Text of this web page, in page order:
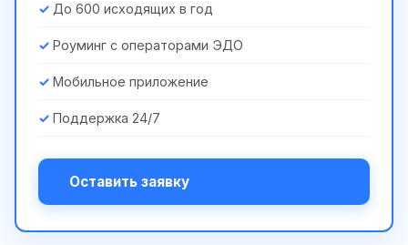
До 600 исходящих в год
Роуминг с операторами ЭДО
Мобильное приложение
Поддержка 24/7
Оставить заявку